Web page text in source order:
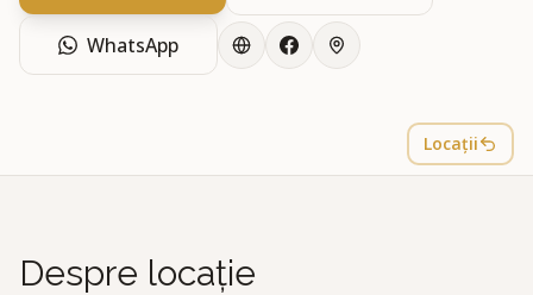
WhatsApp
Locații
Despre locație